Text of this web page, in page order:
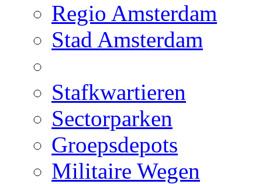
Regio Amsterdam
Stad Amsterdam
Stafkwartieren
Sectorparken
Groepsdepots
Militaire Wegen